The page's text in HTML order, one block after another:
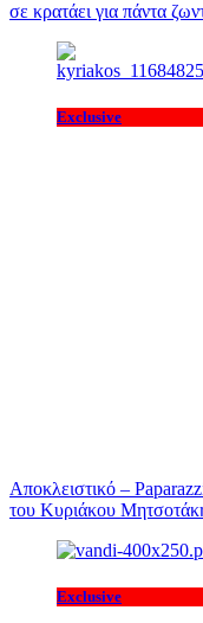
σε κρατάει για πάντα
Exclusive
Αποκλειστικό –
του Κυριάκου
Exclusive